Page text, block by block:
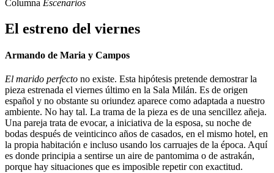
Columna Escenarios
El estreno del viernes
Armando de Maria y Campos
El marido perfecto no existe. Esta hipótesis pretende demostrar la
pieza estrenada el viernes último en la Sala Milán. Es de origen
español y no obstante su oriundez aparece como adaptada a nuestro
ambiente. No hay tal. La trama de la pieza es de una sencillez añeja.
Una pareja trata de evocar, a iniciativa de la esposa, su noche de
bodas después de veinticinco años de casados, en el mismo hotel, en
la propia habitación e incluso usando los carruajes de la época. Aquí
es donde principia a sentirse un aire de pantomima o de astrakán,
porque hay situaciones que es imposible repetir con exactitud.